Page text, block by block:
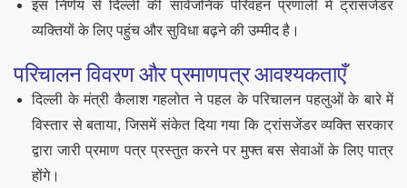
इस निर्णय से दिल्ली की सार्वजनिक परिवहन प्रणाली में ट्रांसजेंडर
व्यक्तियों के लिए पहुंच और सुविधा बढ़ने की उम्मीद है।
परिचालन विवरण और प्रमाणपत्र आवश्यकताएँ
दिल्ली के मंत्री कैलाश गहलोत ने पहल के परिचालन पहलुओं के बारे में
विस्तार से बताया, जिसमें संकेत दिया गया कि ट्रांसजेंडर व्यक्ति सरकार
द्वारा जारी प्रमाण पत्र प्रस्तुत करने पर मुफ्त बस सेवाओं के लिए पात्र
होंगे।